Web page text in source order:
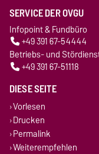
SERVICE DER OVGU
Infopoint & Fundbüro
+49 391 67-54444
Betriebs- und
+49 391 67-51118
DIESE SEITE
Vorlesen
Drucken
Permalink
Weiterempfehlen